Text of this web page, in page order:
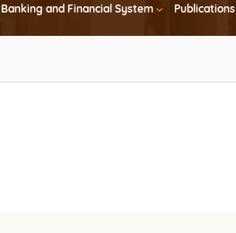
Banking and Financial System Publications